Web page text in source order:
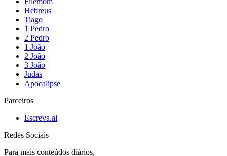
Hebreus
Tiago
1 Pedro
2 Pedro
1 João
2 João
3 João
Judas
Apocalipse
Parceiros
Escreva.ai
Redes Sociais
Para mais conteúdos diários,